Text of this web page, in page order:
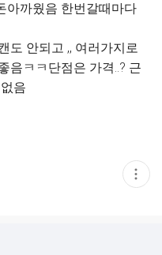
아까웠음 한번갈때마다
도 안되고 ,, 여러가지로
음ㅋㅋ단점은 가격..? 근
음
현
재